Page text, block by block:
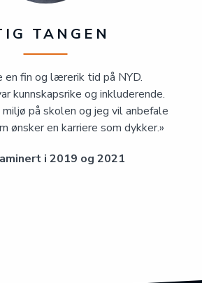
TANGEN
en fin og lærerik tid på NYD.
kunnskapsrike og inkluderende.
på skolen og jeg vil anbefale
ønsker en karriere som dykker.»
i 2019 og 2021